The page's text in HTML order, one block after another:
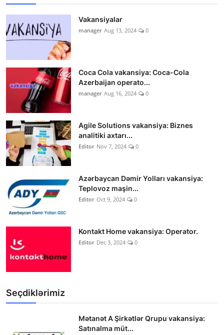
Vakansiyalar
manager Aug 13, 2024 0
Coca Cola vakansiya: Coca-Cola
Azerbaijan operato...
manager Aug 16, 2024 0
Agile Solutions vakansiya: Biznes
analitiki axtarı...
Editor Nov 7, 2024 0
Azərbaycan Dəmir Yolları vakansiya:
Teplovoz maşin...
Editor Oct 9, 2024 0
Kontakt Home vakansiya: Operator.
Editor Dec 3, 2024 0
Seçdiklərimiz
Mətanət A Şirkətlər Qrupu vakansiya:
Satınalma müt...